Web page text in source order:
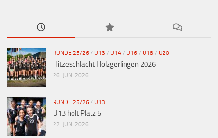
RUNDE 25/26 / U13 / U14 / U16 / U18 / U20
Hitzeschlacht Holzgerlingen 2026
26. JUNI 2026
RUNDE 25/26 / U13
U13 holt Platz 5
22. JUNI 2026